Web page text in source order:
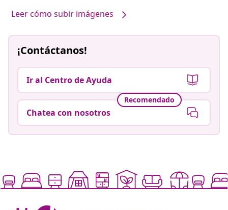
Leer cómo subir imágenes
¡Contáctanos!
Ir al Centro de Ayuda
Recomendado
Chatea con nosotros